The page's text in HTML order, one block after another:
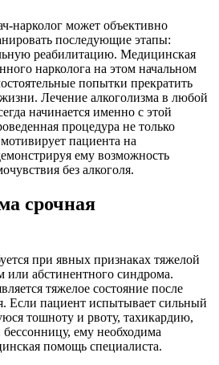
нарколог может объективно
последующие этапы:
реабилитацию. Медицинская
нарколога на этом начальном
попытки прекратить
Лечение алкоголизма в любой
начинается именно с этой
процедура не только
пациента на
ему возможность
без алкоголя.
срочная
при явных признаках тяжелой
или абстинентного синдрома.
тяжелое состояние после
Если пациент испытывает сильный
тошноту и рвоту, тахикардию,
ему необходима
помощь специалиста.